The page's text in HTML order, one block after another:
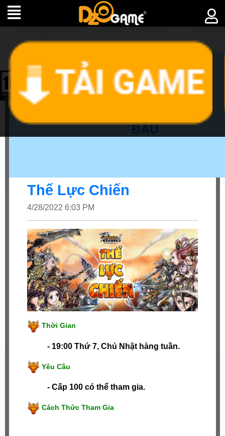
►
ĐẤU
Thế Lực Chiến
4/28/2022 6:03 PM
Thời Gian
- 19:00 Thứ 7, Chủ Nhật hàng tuần.
Yêu Cầu
- Cấp 100 có thể tham gia.
Cách Thức Tham Gia